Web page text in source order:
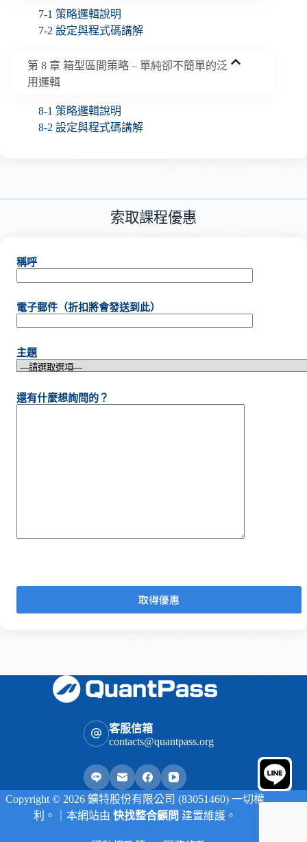
7-1 策略邏輯說明
7-2 設定與程式碼講解
第 8 章 箱型區間策略 – 單純卻不簡單的泛
用邏輯
8-1 策略邏輯說明
8-2 設定與程式碼講解
索取課程優惠
稱呼
電子郵件（折扣將會發送到此）
主題
還有什麼想詢問的？
客服信箱
contacts@quantpass.org
Copyright © 2026 鑛特股份有限公司 (83051460) 一切權
利。｜本網站由快找整合顧問 建置維護。